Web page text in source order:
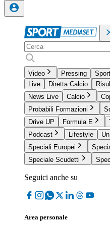
Video Pressing
Live
Diretta Calcio
News Live
Calcio
Probabili Formazioni
Drive UP
Formula E
Podcast
Lifestyle
Speciali Europei
Speciale Scudetti
Seguici anche su
Area personale